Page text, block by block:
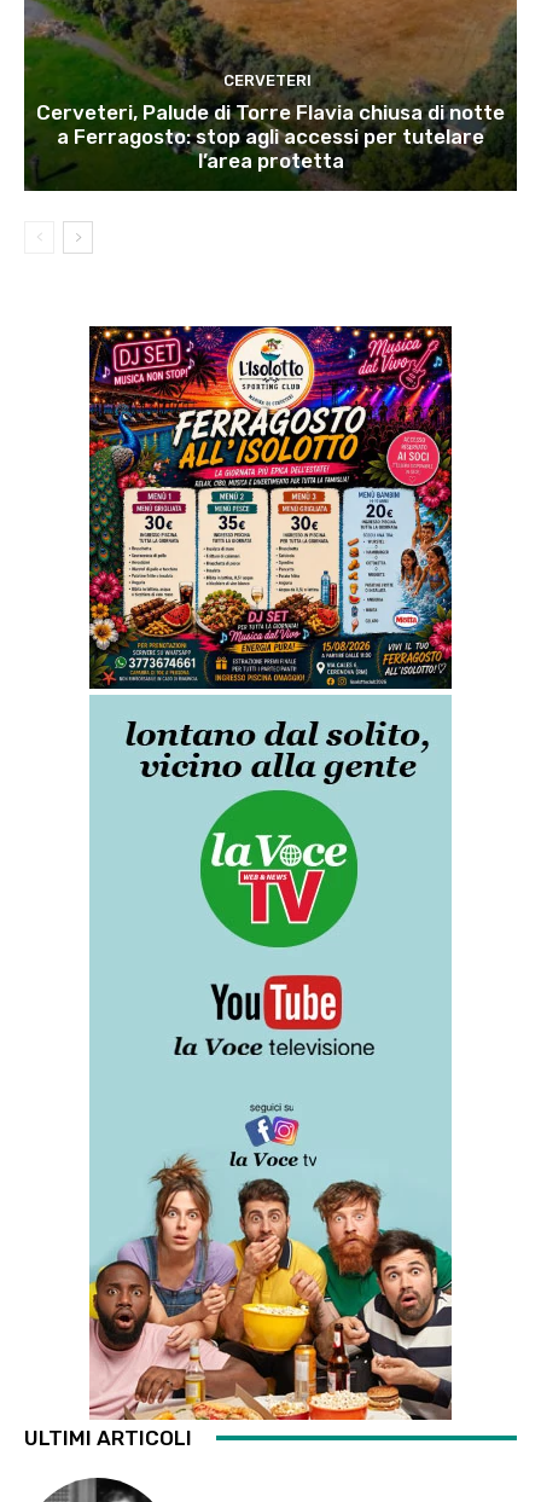
CERVETERI
Cerveteri, Palude di Torre Flavia chiusa di notte
a Ferragosto: stop agli accessi per tutelare
l’area protetta
ULTIMI ARTICOLI